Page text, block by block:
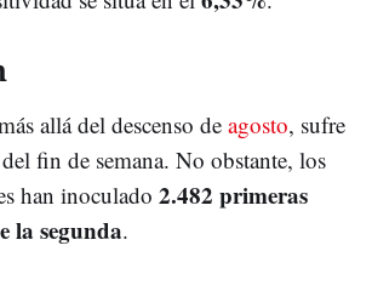
allá del descenso de agosto, sufre
fin de semana. No obstante, los
han inoculado 2.482 primeras
la segunda.